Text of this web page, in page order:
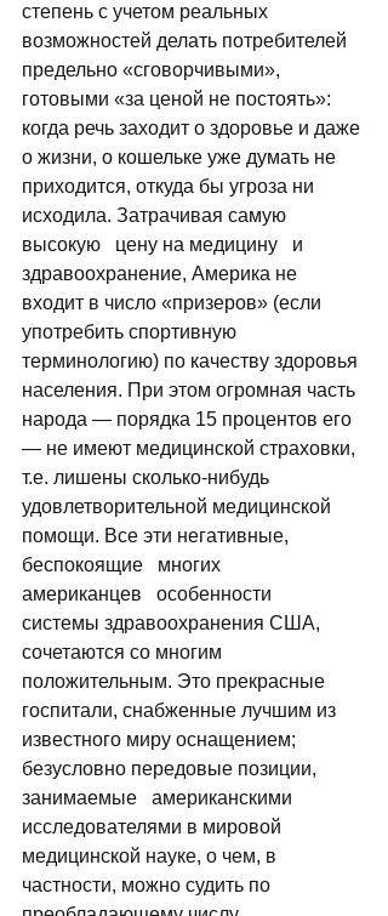
степень с учетом реальных
возможностей делать потребителей
предельно «сговорчивыми»,
готовыми «за ценой не постоять»:
когда речь заходит о здоровье и даже
о жизни, о кошельке уже думать не
приходится, откуда бы угроза ни
исходила. Затрачивая самую
высокую   цену на медицину   и
здравоохранение, Америка не
входит в число «призеров» (если
употребить спортивную
терминологию) по качеству здоровья
населения. При этом огромная часть
народа — порядка 15 процентов его
— не имеют медицинской страховки,
т.е. лишены сколько-нибудь
удовлетворительной медицинской
помощи. Все эти негативные,
беспокоящие   многих
американцев   особенности
системы здравоохранения США,
сочетаются со многим
положительным. Это прекрасные
госпитали, снабженные лучшим из
известного миру оснащением;
безусловно передовые позиции,
занимаемые   американскими
исследователями в мировой
медицинской науке, о чем, в
частности, можно судить по